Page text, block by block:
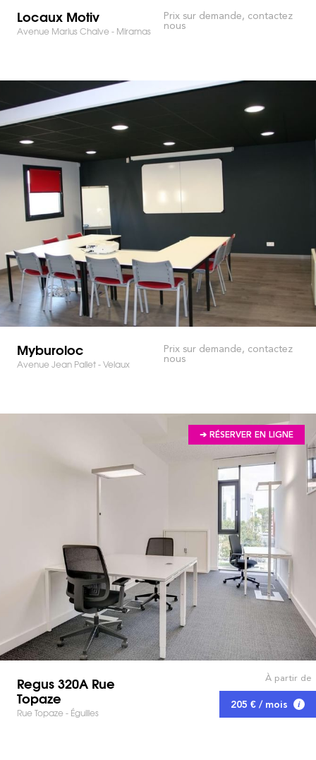
Locaux Motiv
Avenue Marius Chalve - Miramas
Prix sur demande, contactez
nous
Myburoloc
Avenue Jean Pallet - Velaux
Prix sur demande, contactez
nous
➔ RÉSERVER EN LIGNE
Regus 320A Rue
Topaze
Rue Topaze - Éguilles
À partir de
205 € / mois